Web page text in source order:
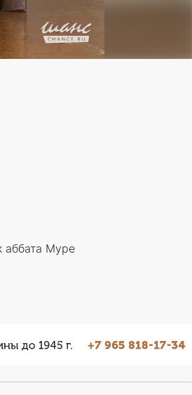
аббата Муре